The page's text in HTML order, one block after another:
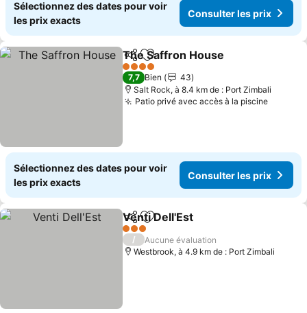
Sélectionnez des dates pour voir
les prix exacts
Consulter les prix
PartagerAjouter à mes favoris
The Saffron House
4 Étoiles
7,7 Bien
43
Salt Rock, à 8.4 km de : Port Zimbali
Patio privé avec accès à la piscine
Sélectionnez des dates pour voir
les prix exacts
Consulter les prix
PartagerAjouter à mes favoris
Venti Dell'Est
3 Étoiles
/
Aucune évaluation
Westbrook, à 4.9 km de : Port Zimbali